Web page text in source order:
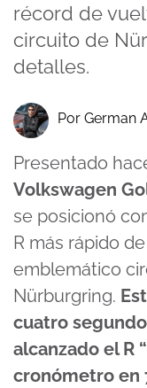
récord de
circuito de
detalles.
Por German
Presentado
Volkswagen
se posicionó
R más rápido
emblemático
Nürburgring.
cuatro
alcanzado el R
cronómetro en